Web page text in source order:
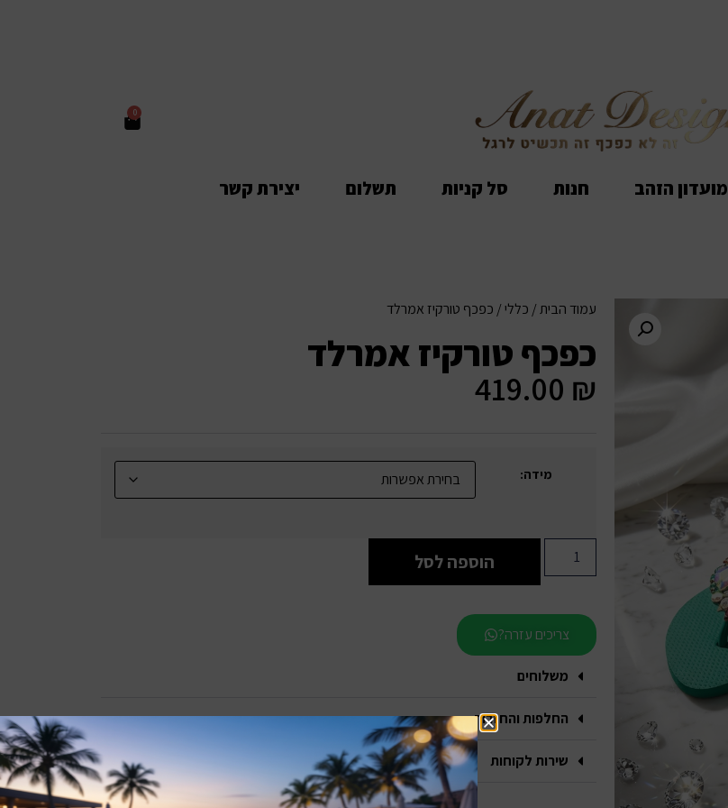
0
מועדון הזהב חנות סל קניות תשלום יצירת קשר
עמוד הבית/ כללי/ כפכף טורקיז אמרלד
כפכף טורקיז אמרלד
419.00 ₪
מידה:
הוספה לסל
צריכים עזרה?
משלוחים
החלפות והחזרות
שירות לקוחות